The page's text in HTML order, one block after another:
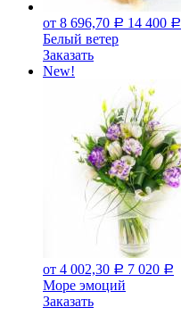
от 8 696,70 Р 14 400 Р
Белый ветер
Заказать
New!
от 4 002,30 Р 7 020 Р
Море эмоций
Заказать